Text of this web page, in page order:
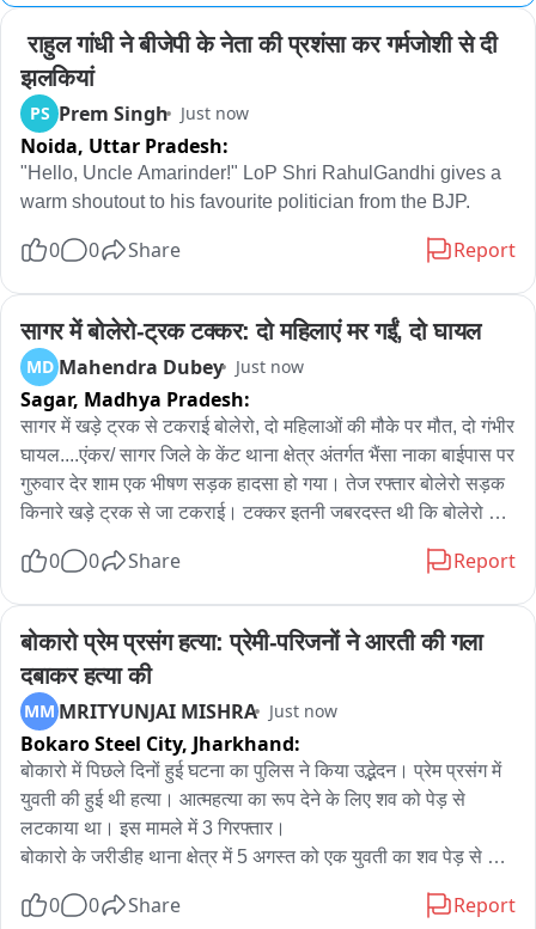
राहुल गांधी ने बीजेपी के नेता की प्रशंसा कर गर्मजोशी से दी
झलकियां
PS Prem Singh Just now
Noida, Uttar Pradesh:
"Hello, Uncle Amarinder!" LoP Shri RahulGandhi gives a
warm shoutout to his favourite politician from the BJP.
0 0 Share Report
सागर में बोलेरो-ट्रक टक्कर: दो महिलाएं मर गईं, दो घायल
MD Mahendra Dubey Just now
Sagar, Madhya Pradesh:
सागर में खड़े ट्रक से टकराई बोलेरो, दो महिलाओं की मौके पर मौत, दो गंभीर
घायल....एंकर/ सागर जिले के केंट थाना क्षेत्र अंतर्गत भैंसा नाका बाईपास पर
गुरुवार देर शाम एक भीषण सड़क हादसा हो गया। तेज रफ्तार बोलेरो सड़क
किनारे खड़े ट्रक से जा टकराई। टक्कर इतनी जबरदस्त थी कि बोलेरो के
जबकि दो अन्य लोग गंभीर रूप से घायल हो गए जो बेहोश हैं। घायलों को
प्राथमिक उपचार के बाद बेहतर इलाज के लिए बुंदेलखंड मेडिकल कॉलेज
रेफर किया गया है, जहां उनका उपचार जारी है।
सूचना मिलते ही केंट थाना पुलिस मौके पर पहुंची और राहत एवं बचाव कार्य
शुरू कराया। पुलिस ने मृतकों के शवों को कब्जे में लिया है। अभी तक मृतकों
और घायलों की पहचान नहीं हो सकी है।
प्रारम्भिक जांच में खड़े ट्रक से बोलेरो की सीधी टक्कर होना हादसे का
जांच शुरू कर दी है।
0 0 Share Report
बोकारो प्रेम प्रसंग हत्या: प्रेमी-परिजनों ने आरती की गला
दबाकर हत्या की
MM MRITYUNJAI MISHRA Just now
Bokaro Steel City, Jharkhand:
बोकारो में पिछले दिनों हुई घटना का पुलिस ने किया उद्भेदन। प्रेम प्रसंग में
युवती की हुई थी हत्या। आत्महत्या का रूप देने के लिए शव को पेड़ से
लटकाया था। इस मामले में 3 गिरफ्तार।
बोकारो के जरीडीह थाना क्षेत्र में 5 अगस्त को एक युवती का शव पेड़ से
माना जा रहा था। लेकिन SP बोकारो के निर्देश पर जांच शुरू हुई तो पूरा
0 0 Share Report